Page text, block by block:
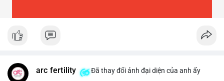
arc fertility Đã thay đổi ảnh đại diện của anh ấy